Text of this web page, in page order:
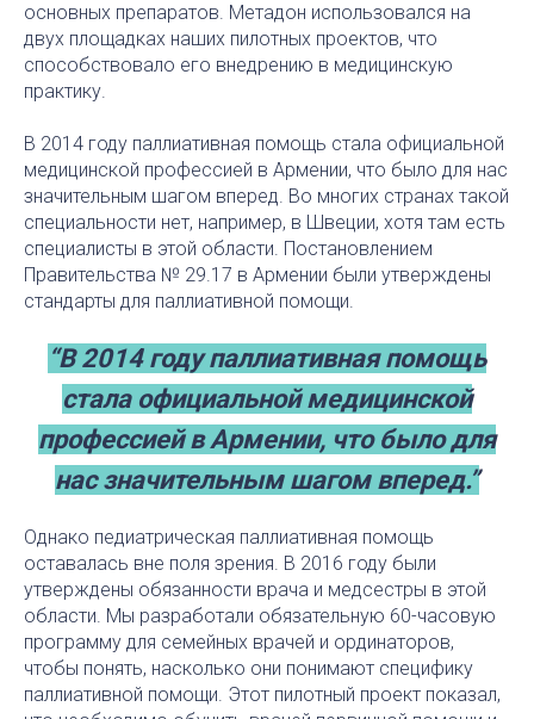
основных препаратов. Метадон использовался на
двух площадках наших пилотных проектов, что
способствовало его внедрению в медицинскую
практику.
В 2014 году паллиативная помощь стала официальной
медицинской профессией в Армении, что было для нас
значительным шагом вперед. Во многих странах такой
специальности нет, например, в Швеции, хотя там есть
специалисты в этой области. Постановлением
Правительства № 29.17 в Армении были утверждены
стандарты для паллиативной помощи.
“В 2014 году паллиативная помощь
стала официальной медицинской
профессией в Армении, что было для
нас значительным шагом вперед.”
Однако педиатрическая паллиативная помощь
оставалась вне поля зрения. В 2016 году были
утверждены обязанности врача и медсестры в этой
области. Мы разработали обязательную 60-часовую
программу для семейных врачей и ординаторов,
чтобы понять, насколько они понимают специфику
паллиативной помощи. Этот пилотный проект показал,